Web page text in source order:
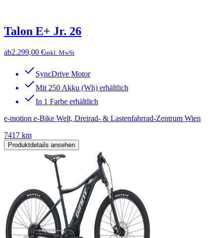
Talon E+ Jr. 26
ab2.299,00 €inkl. MwSt
SyncDrive Motor
Mit 250 Akku (Wh) erhältlich
In 1 Farbe erhältlich
e-motion e-Bike Welt, Dreirad- & Lastenfahrrad-Zentrum Wien
7417 km
Produktdetails ansehen